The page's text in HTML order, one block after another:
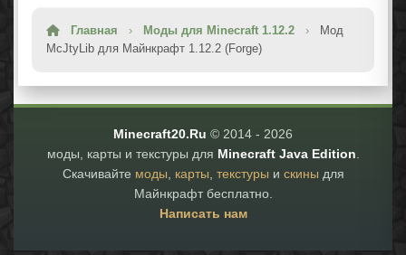
Главная › Моды для Minecraft 1.12.2 ›
Мод
McJtyLib для Майнкрафт 1.12.2 (Forge)
Minecraft20.Ru © 2014 - 2026
моды, карты и текстуры для Minecraft Java Edition
Скачивайте моды карты текстуры и скины для
Майнкрафт бесплатно.
Написать нам